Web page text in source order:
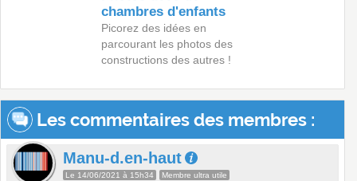
chambres d'enfants
Picorez des idées en
parcourant les photos des
constructions des autres !
Les commentaires des membres :
Manu-d.en-haut
Le 14/06/2021 à 15h34 Membre ultra utile